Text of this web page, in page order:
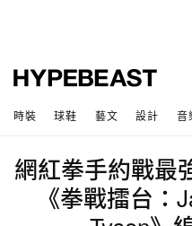
時裝 球鞋 藝文 設計 音
網紅拳手約戰最
《拳戰擂台：